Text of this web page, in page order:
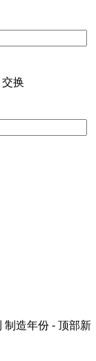
交换
制造年份 - 顶部新